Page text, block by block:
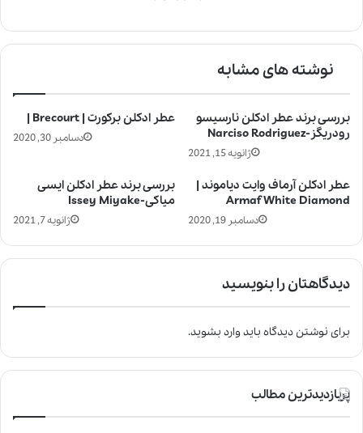
نوشته های مشابه
عطر ادکلن برکورت | Brecourt |
دسامبر 30, 2020
بررسی برند عطر ادکلن نارسیسو
رودریگز-Narciso Rodriguez
ژانویه 15, 2021
بررسی برند عطر ادکلن ایسی
میاکی-Issey Miyake
ژانویه 7, 2021
عطر ادکلن آرماف وایت دیاموند |
Armaf White Diamond
دسامبر 19, 2020
دیدگاهتان را بنویسید
برای نوشتن دیدگاه بایدوارد بشوید.
پربازدیدترین مطالب